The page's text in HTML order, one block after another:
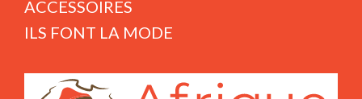
ACCESSOIRES
ILS FONT LA MODE